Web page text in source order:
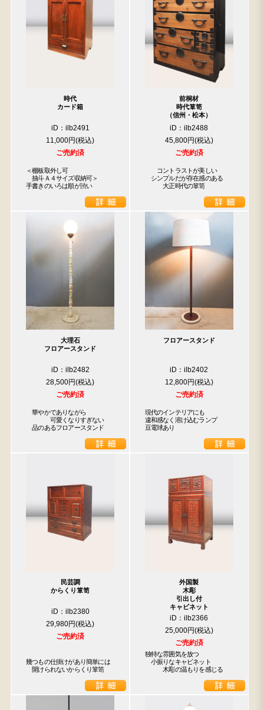
時代
カード箱
iD：ilb2491
11,000円
ご売約済
＜棚板取外し可
抽斗Ａ４サイズ収納可＞
手書きのいろは順が渋い
前桐材
時代箪笥
（信州・松本）
iD：ilb2488
45,800円
ご売約済
コントラストが美しい
シンプルだが存在感のある
大正時代の箪笥
大理石
フロアースタンド
iD：ilb2482
28,500円
ご売約済
華やかでありながら
可愛くなりすぎない
品のあるフロアースタンド
フロアースタンド
iD：ilb2402
12,800円
ご売約済
現代のインテリアにも
違和感なく溶け込むランプ
豆電球あり
民芸調
からくり箪笥
iD：ilb2380
29,980円
ご売約済
幾つもの仕掛けがあり簡単には
開けられないからくり箪笥
外国製
木彫
引出し付
キャビネット
iD：ilb2366
25,000円
ご売約済
独特な雰囲気を放つ
小振りなキャビネット
木彫の温もりを感じる